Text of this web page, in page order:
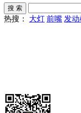
热搜： 大灯 前嘴 发